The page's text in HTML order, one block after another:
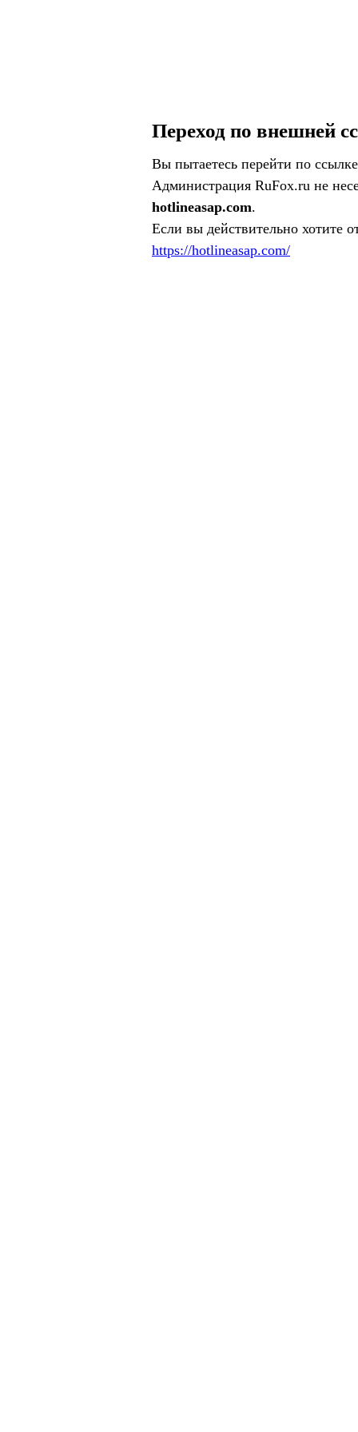
Переход по внешней
Вы пытаетесь перейти по
Администрация RuFox.ru не
hotlineasap.com.
Если вы действительно хотите
https://hotlineasap.com/